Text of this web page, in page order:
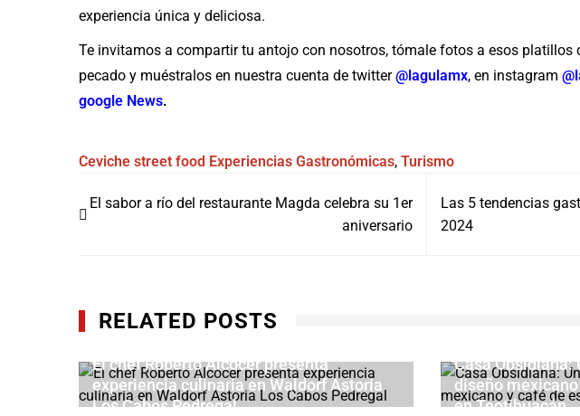
experiencia única y deliciosa.
Te invitamos a compartir tu antojo con nosotros, tómale fotos a esos platillos
pecado y muéstralos en nuestra cuenta de twitter@lagulamx, en instagram
google News.
Ceviche street food Experiencias Gastronómicas, Turismo
Navegación
de
El sabor a río del restaurante Magda celebra su 1er
aniversario
Las 5 tendencias
2024
RELATED POSTS
El chef Roberto Alcocer presenta
experiencia culinaria en Waldorf Astoria
Los Cabos Pedregal
Casa Obsidiana:
diseño
en Teotihuacán